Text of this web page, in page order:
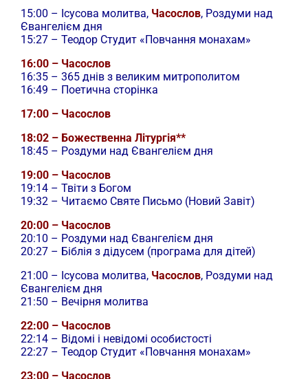
15:00 – Ісусова молитва, Часослов, Роздуми над
Євангелієм дня
15:27 – Теодор Студит «Повчання монахам»
16:00 – Часослов
16:35 – 365 днів з великим митрополитом
16:49 – Поетична сторінка
17:00 – Часослов
18:02 – Божественна Літургія**
18:45 – Роздуми над Євангелієм дня
19:00 – Часослов
19:14 – Твіти з Богом
19:32 – Читаємо Святе Письмо (Новий Завіт)
20:00 – Часослов
20:10 – Роздуми над Євангелієм дня
20:27 – Біблія з дідусем (програма для дітей)
21:00 – Ісусова молитва, Часослов, Роздуми над
Євангелієм дня
21:50 – Вечірня молитва
22:00 – Часослов
22:14 – Відомі і невідомі особистості
22:27 – Теодор Студит «Повчання монахам»
23:00 – Часослов